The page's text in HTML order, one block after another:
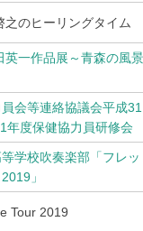
之のヒーリングタイム
英一作品展～青森の風景
会等連絡協議会平成31
年度保健協力員研修会
学校吹奏楽部「フレッ
」
Tour 2019